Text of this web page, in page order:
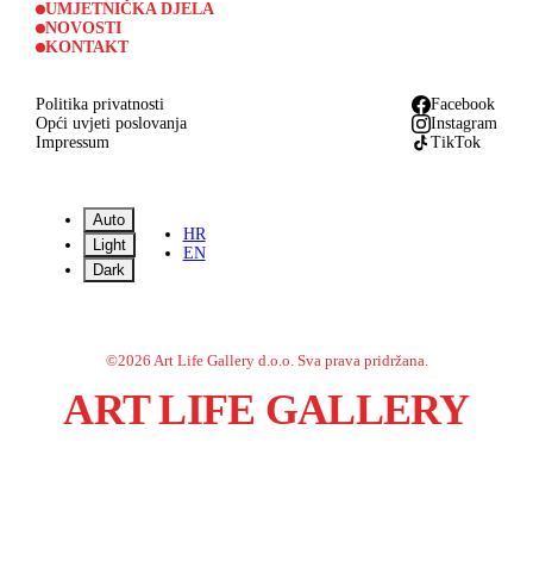
UMJETNIČKA DJELA
NOVOSTI
KONTAKT
Politika privatnosti
Opći uvjeti poslovanja
Impressum
Facebook
Instagram
TikTok
Auto
Light
Dark
HR
EN
©2026 Art Life Gallery d.o.o. Sva prava pridržana.
ART LIFE GALLERY